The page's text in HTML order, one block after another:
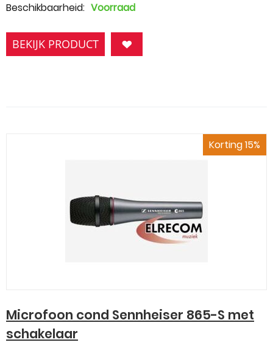
Beschikbaarheid: Voorraad
BEKIJK PRODUCT
Korting 15%
Microfoon cond Sennheiser 865-S met
schakelaar